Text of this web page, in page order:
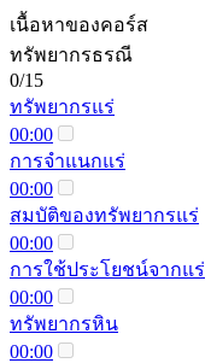
เนื้อหาของคอร์ส
ทรัพยากรธรณี
0/15
ทรัพยากรแร่
00:00
การจำแนกแร่
00:00
สมบัติของทรัพยากรแร่
00:00
การใช้ประโยชน์จากแร่
00:00
ทรัพยากรหิน
00:00